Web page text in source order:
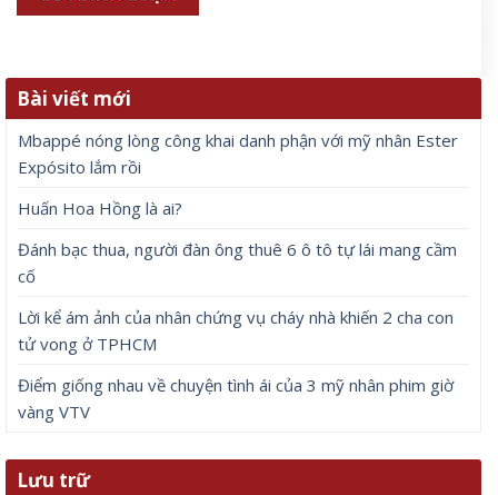
Bài viết mới
Mbappé nóng lòng công khai danh phận với mỹ nhân Ester
Expósito lắm rồi
Huấn Hoa Hồng là ai?
Đánh bạc thua, người đàn ông thuê 6 ô tô tự lái mang cầm
cố
Lời kể ám ảnh của nhân chứng vụ cháy nhà khiến 2 cha con
tử vong ở TPHCM
Điểm giống nhau về chuyện tình ái của 3 mỹ nhân phim giờ
vàng VTV
Lưu trữ